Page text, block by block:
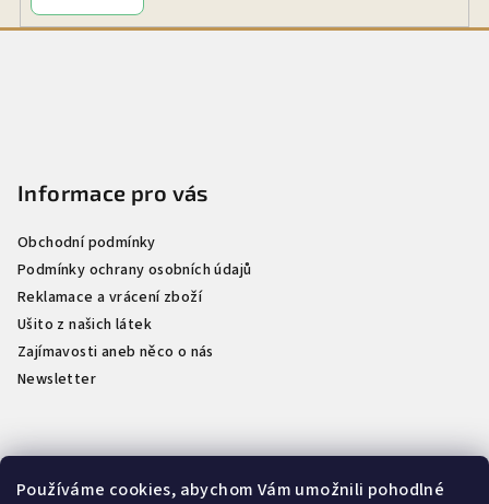
Používáme cookies, abychom Vám umožnili pohodlné
Informace pro vás
Obchodní podmínky
Podmínky ochrany osobních údajů
Reklamace a vrácení zboží
Ušito z našich látek
Zajímavosti aneb něco o nás
Newsletter
Kontakt